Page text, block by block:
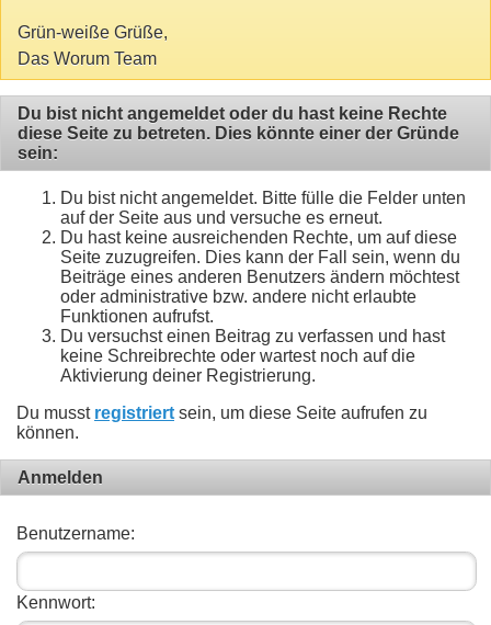
Grün-weiße Grüße,
Das Worum Team
Du bist nicht angemeldet oder du hast keine Rechte
diese Seite zu betreten. Dies könnte einer der Gründe
sein:
Du bist nicht angemeldet. Bitte fülle die Felder unten
auf der Seite aus und versuche es erneut.
Du hast keine ausreichenden Rechte, um auf diese
Seite zuzugreifen. Dies kann der Fall sein, wenn du
Beiträge eines anderen Benutzers ändern möchtest
oder administrative bzw. andere nicht erlaubte
Funktionen aufrufst.
Du versuchst einen Beitrag zu verfassen und hast
keine Schreibrechte oder wartest noch auf die
Aktivierung deiner Registrierung.
Du musst registriert sein, um diese Seite aufrufen zu
können.
Anmelden
Benutzername:
Kennwort: